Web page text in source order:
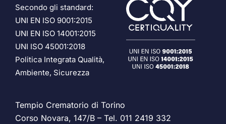
Secondo gli standard:
UNI EN ISO 9001:2015
UNI EN ISO 14001:2015
UNI ISO 45001:2018
Politica Integrata Qualità,
Ambiente, Sicurezza
Tempio Crematorio di Torino
Corso Novara, 147/B – Tel. 011 2419 332